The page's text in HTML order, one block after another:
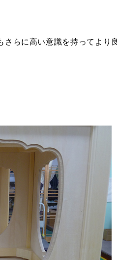
さらに高い意識を持ってより